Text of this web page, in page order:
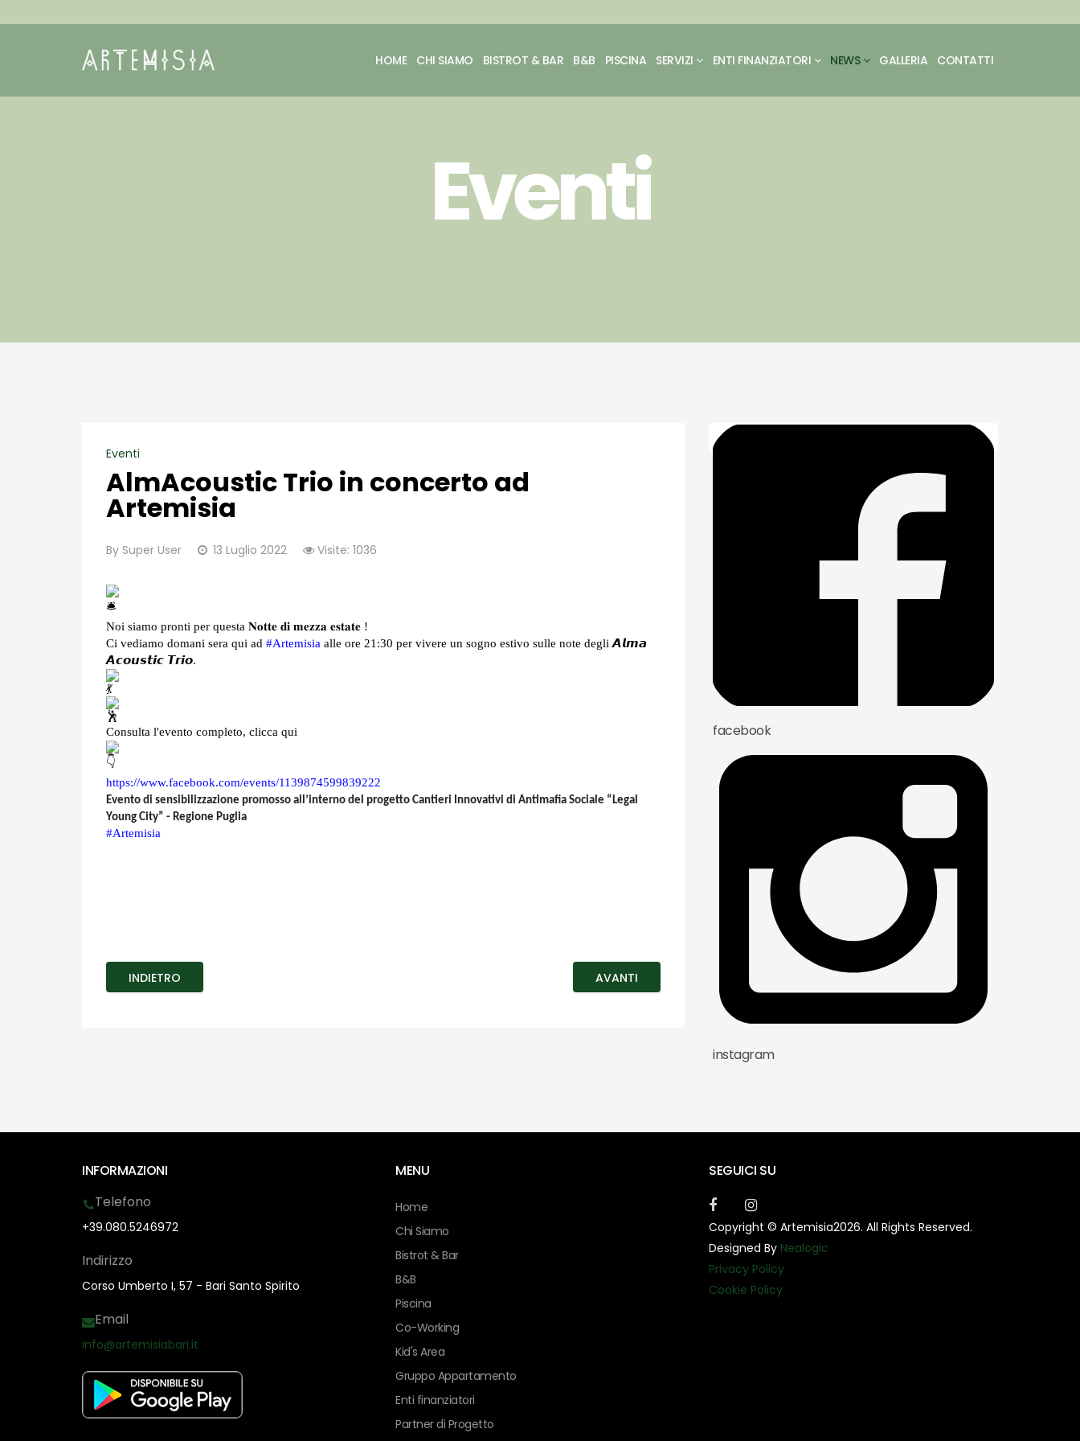
HOME CHI SIAMO BISTROT & BAR B&B PISCINA SERVIZI ENTI FINANZIATORI NEWS GALLERIA CONTATTI
Eventi
Eventi
AlmAcoustic Trio in concerto ad
Artemisia
By Super User 13 Luglio 2022 Visite: 1036
Noi siamo pronti per questa 𝐍𝐨𝐭𝐭𝐞 𝐝𝐢 𝐦𝐞𝐳𝐳𝐚 𝐞𝐬𝐭𝐚𝐭𝐞 !
Ci vediamo domani sera qui ad #Artemisia alle ore 21:30 per vivere un sogno estivo sulle note degli 𝘼𝙡𝙢𝙖
𝘼𝙘𝙤𝙪𝙨𝙩𝙞𝙘 𝙏𝙧𝙞𝙤.
Consulta l'evento completo, clicca qui
https://www.facebook.com/events/1139874599839222
Evento di sensibilizzazione promosso all’interno del progetto Cantieri Innovativi di Antimafia Sociale “Legal
Young City” - Regione Puglia
#Artemisia
INDIETRO AVANTI
facebook
instagram
INFORMAZIONI
Telefono
+39.080.5246972
Indirizzo
Corso Umberto I, 57 - Bari Santo Spirito
Email
info@artemisiabari.it
MENU
Home
Chi Siamo
Bistrot & Bar
B&B
Piscina
Co-Working
Kid's Area
Gruppo Appartamento
Enti finanziatori
Partner di Progetto
SEGUICI SU
Copyright © Artemisia2026. All Rights Reserved.
Designed By Nealogic
Privacy Policy
Cookie Policy